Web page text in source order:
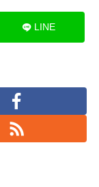
LINE